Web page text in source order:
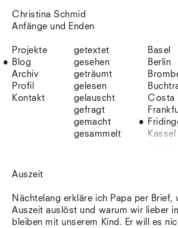
Christina Schmid
Anfänge und Enden
Projekte
Blog
Archiv
Profil
Kontakt
getextet
gesehen
geträumt
gelesen
gelauscht
gefragt
gemacht
gesammelt
Basel
Berlin
Costa
Kassel
Lio
NYC
Auszeit
Nächtelang erkläre ich Papa per Brief,
Auszeit auslöst und warum wir lieber
bleiben mit unserem Kind. Er will es